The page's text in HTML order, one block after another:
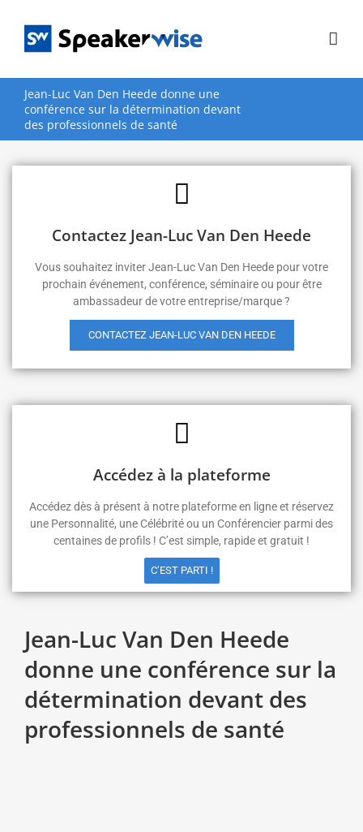
contenu
Jean-Luc Van Den Heede donne une
conférence sur la détermination devant
des professionnels de santé
Jean-Luc Van Den Heede
donne une conférence sur la
détermination devant des
professionnels de santé
Contactez Jean-Luc Van Den Heede
Vous souhaitez inviter Jean-Luc Van Den Heede pour votre
prochain événement, conférence, séminaire ou pour être
ambassadeur de votre entreprise/marque ?
CONTACTEZ JEAN-LUC VAN DEN HEEDE
Accédez à la plateforme
Accédez dès à présent à notre plateforme en ligne et réservez
une Personnalité, une Célébrité ou un Conférencier parmi des
centaines de profils ! C’est simple, rapide et gratuit !
C’EST PARTI !